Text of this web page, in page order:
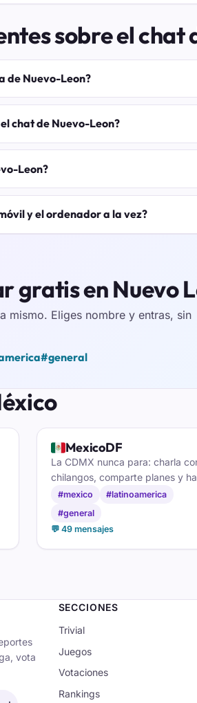
sobre el chat
de Nuevo-Leon?
chat de Nuevo-Leon?
Leon?
y el ordenador a la vez?
gratis en Nuevo
mismo. Eliges nombre y entras, sin
#general
🇲🇽MexicoDF
La CDMX nunca para: charla
chilangos, comparte planes y
contactos en el chat de México
#mexico
#latinoamerica
#general
💬 49 mensajes
vota
SECCIONES
Trivial
Juegos
Votaciones
Rankings